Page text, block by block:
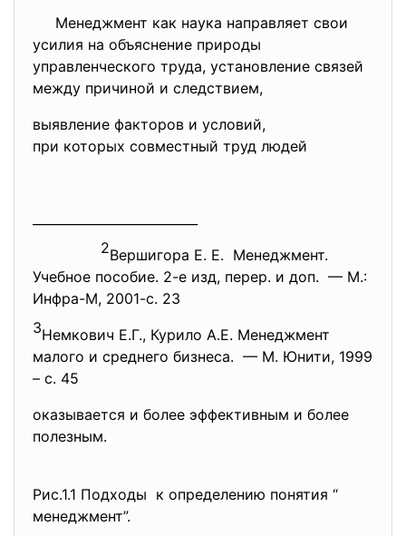
Менеджмент как наука направляет свои
усилия на объяснение природы
управленческого труда, установление связей
между причиной и следствием,
выявление факторов и условий,
при которых совместный труд людей
2Вершигора Е. Е. Менеджмент.
Учебное пособие. 2-е изд, перер. и доп. — М.:
Инфра-М, 2001-с. 23
3Немкович Е.Г., Курило А.Е. Менеджмент
малого и среднего бизнеса. — М. Юнити, 1999
– с. 45
оказывается и более эффективным и более
полезным.
Рис.1.1 Подходы к определению понятия “
менеджмент”.